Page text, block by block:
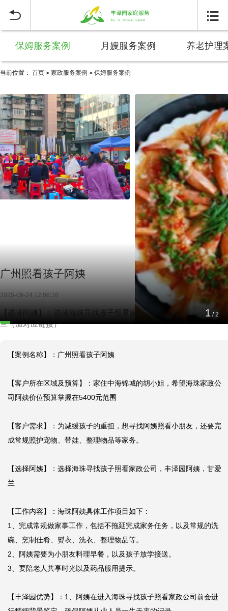
 
保姆服务案例 月嫂服务案例 养老护理
当前位置： 首页 > 家政服务案例 > 保姆服务案例
1 /2
广州照看孩子阿姨
2025-09-24 12:06:18
【选择阿姨】：选择海珠寻找孩子照看家政公司，丰泽园阿姨，甘
兰（加对应链接）
【案例名称】：广州照看孩子阿姨
【客户所在区域及预算】：家住中海锦城的胡小姐，希望海珠家政公
司阿姨价位预算掌握在5400元范围
【客户需求】：为减缓孩子的重担，想寻找阿姨照看小朋友，还要完
成常规照护宠物、带娃、整理物品等家务。
【选择阿姨】：选择海珠寻找孩子照看家政公司，丰泽园阿姨，甘爱
兰
【工作内容】：海珠阿姨具体工作项目如下：
1、完成常规做家事工作，包括不拖延完成家务任务，以及常规的洗
碗、烹制佳肴、熨衣、洗衣、整理物品等。
2、阿姨需要为小朋友料理早餐，以及孩子放学接送。
3、要陪老人共享时光以及药品服用提示。
【丰泽园优势】：1、阿姨在进入海珠寻找孩子照看家政公司前会进